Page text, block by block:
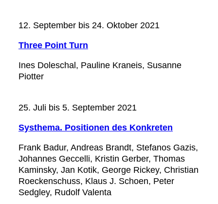
12. September bis 24. Oktober 2021
Three Point Turn
Ines Doleschal, Pauline Kraneis, Susanne
Piotter
25. Juli bis 5. September 2021
Systhema. Positionen des Konkreten
Frank Badur, Andreas Brandt, Stefanos Gazis,
Johannes Geccelli, Kristin Gerber, Thomas
Kaminsky, Jan Kotik, George Rickey, Christian
Roeckenschuss, Klaus J. Schoen, Peter
Sedgley, Rudolf Valenta